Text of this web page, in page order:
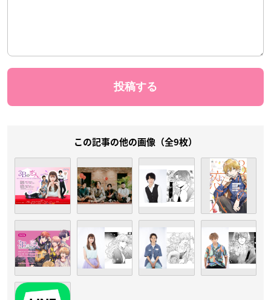
この記事の他の画像（全9枚）